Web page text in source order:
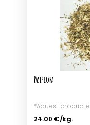
Pasiflora
*Aquest
24.00 €/kg.